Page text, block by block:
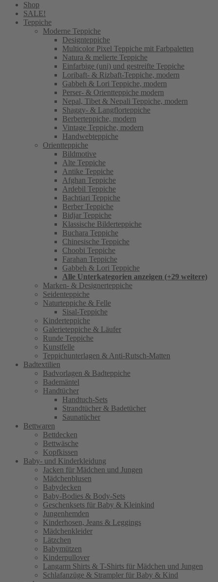
Shop
SALE!
Teppiche
Moderne Teppiche
Designteppiche
Multicolor Pixel Teppiche mit Farbpaletten
Natura & melierte Teppiche
Einfarbige (uni) und gestreifte Teppiche
Loribaft- & Rizbaft-Teppiche, modern
Gabbeh & Lori Teppiche, modern
Perser- & Orientteppiche modern
Nepal, Tibet & Nepali Teppiche, modern
Shaggy- & Langflorteppiche
Berberteppiche, modern
Vintage Teppiche, modern
Handwebteppiche
Orientteppiche
Bildmotive
Alte Teppiche
Antike Teppiche
Afghan Teppiche
Ardebil Teppiche
Bachtiari Teppiche
Berber Teppiche
Bidjar Teppiche
Klassische Bilderteppiche
Buchara Teppiche
Chinesische Teppiche
Choobi Teppiche
Farahan Teppiche
Gabbeh & Lori Teppiche
Alle Unterkategorien anzeigen (+29 weitere)
Marken- & Designerteppiche
Seidenteppiche
Naturteppiche & Felle
Sisal-Teppiche
Kinderteppiche
Galerieteppiche & Läufer
Runde Teppiche
Kunstfelle
Teppichunterlagen & Anti-Rutsch-Matten
Badtextilien
Badvorlagen & Badteppiche
Bademäntel
Handtücher
Handtuch-Sets
Strandtücher & Badetücher
Saunatücher
Bettwaren
Bettdecken
Bettwäsche
Kopfkissen
Baby- und Kinderkleidung
Jacken für Mädchen und Jungen
Mädchenblusen
Babydecken
Baby-Bodies & Body-Sets
Geschenksets für Baby & Kleinkind
Jungenhemden
Kinderhosen, Jeans & Leggings
Mädchenkleider
Lätzchen
Babymützen
Kinderpullover
Langarm Shirts & T-Shirts für Mädchen und Jungen
Schlafanzüge & Strampler für Baby & Kind